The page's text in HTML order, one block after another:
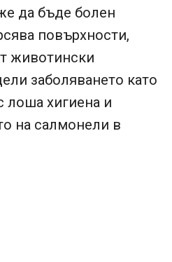
да бъде болен
повърхности,
животински
заболяването като
лоша хигиена и
на салмонели в